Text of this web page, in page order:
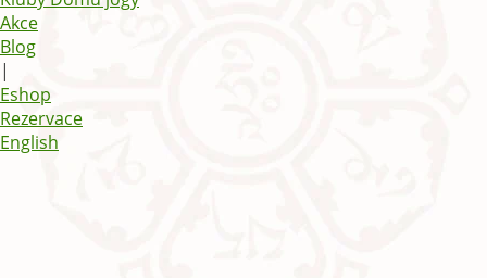
Akce
Blog
|
Eshop
Rezervace
English